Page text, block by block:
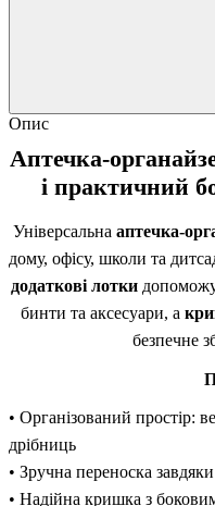
Опис
Аптечка-
і практичний
Універсальна аптечка-
дому, офісу, школи та
додаткові лотки
бинти та аксесуари, а
безпечне
• Організований простір:
дрібниць
• Зручна переноска
• Надійна кришка з